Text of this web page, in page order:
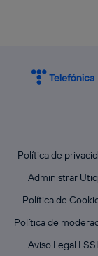
Política de
Administrar Utiq
Política de
Política de
Aviso Legal LSSI